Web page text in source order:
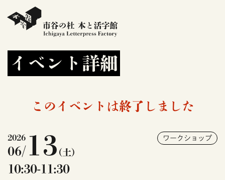
イベント詳細
このイベントは終了しました
2026
06/ 13 (土)
10:30-11:30
ワークショップ